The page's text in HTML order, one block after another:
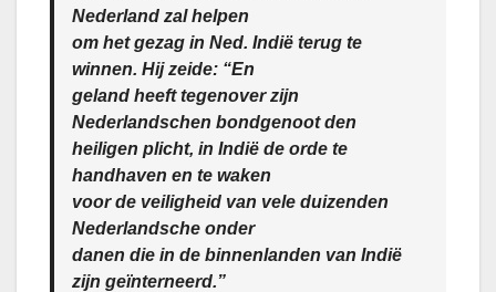
Nederland zal helpen
om het gezag in Ned. Indië terug te
winnen. Hij zeide: “En
geland heeft tegenover zijn
Nederlandschen bondgenoot den
heiligen plicht, in Indië de orde te
handhaven en te waken
voor de veiligheid van vele duizenden
Nederlandsche onder
danen die in de binnenlanden van Indië
zijn geïnterneerd.”